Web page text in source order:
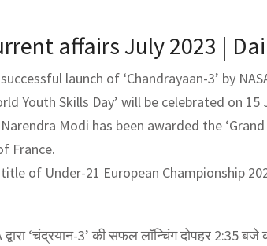
affairs July 2023 |
launch of ‘Chandrayaan-3’ by
Youth Skills Day’ will be celebrated on 15
Modi has been awarded the
France.
of Under-21 European Championship
‘चंद्रयान-3’ की सफल लॉन्चिंग दोपहर 2:35 बजे